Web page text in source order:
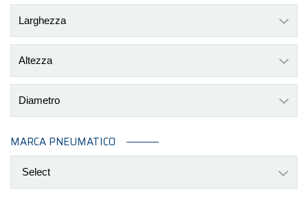
Larghezza
Altezza
Diametro
MARCA PNEUMATICO
Select